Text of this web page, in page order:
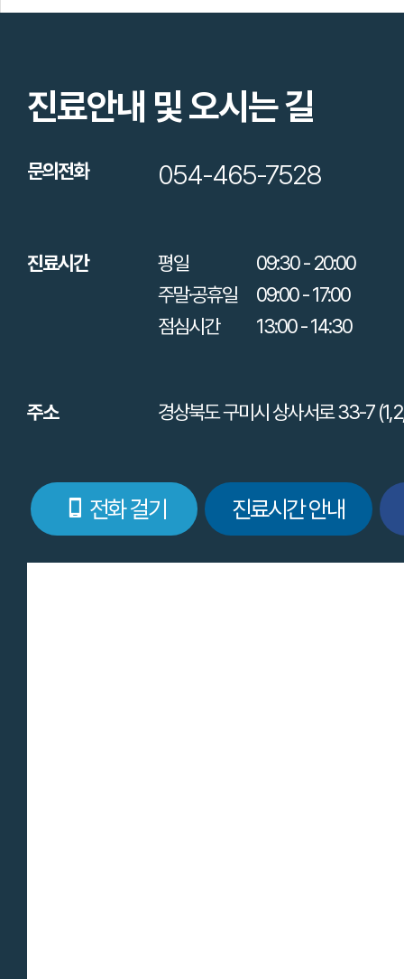
진료안내 및 오시는 길
문의전화 054-465-7528
진료시간 평일
09:30 - 20:00
주말·공휴일
09:00 - 17:00
점심시간
13:00 - 14:30
주소 경상북도 구미시 상사서로 33-7
전화 걸기 진료시간 안내